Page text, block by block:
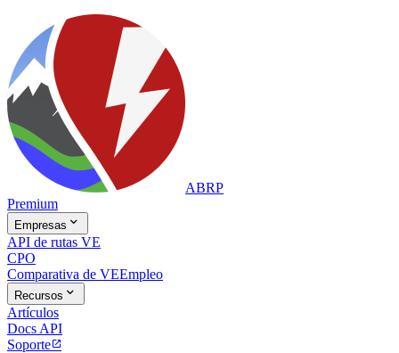
ABRP
Premium
Empresas 
API de rutas VE
CPO
Comparativa de VEEmpleo
Recursos 
Artículos
Docs API
Soporte